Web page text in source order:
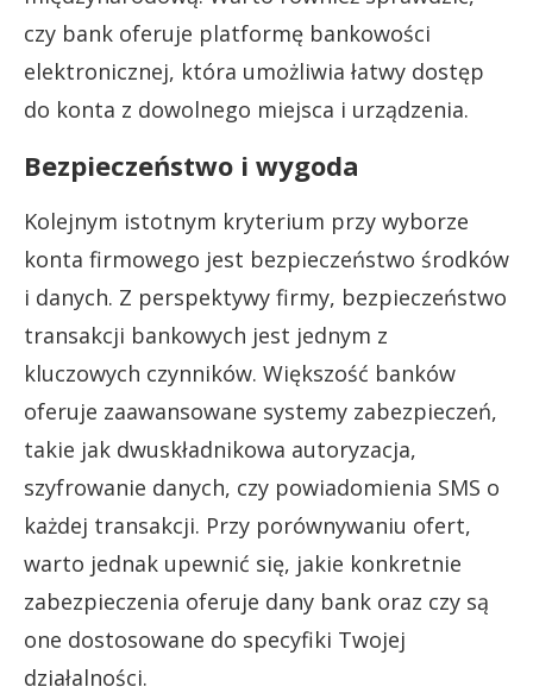
czy bank oferuje platformę bankowości
elektronicznej, która umożliwia łatwy dostęp
do konta z dowolnego miejsca i urządzenia.
Bezpieczeństwo i wygoda
Kolejnym istotnym kryterium przy wyborze
konta firmowego jest bezpieczeństwo środków
i danych. Z perspektywy firmy, bezpieczeństwo
transakcji bankowych jest jednym z
kluczowych czynników. Większość banków
oferuje zaawansowane systemy zabezpieczeń,
takie jak dwuskładnikowa autoryzacja,
szyfrowanie danych, czy powiadomienia SMS o
każdej transakcji. Przy porównywaniu ofert,
warto jednak upewnić się, jakie konkretnie
zabezpieczenia oferuje dany bank oraz czy są
one dostosowane do specyfiki Twojej
działalności.